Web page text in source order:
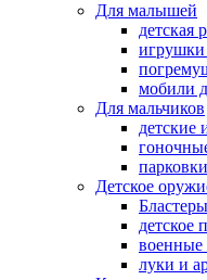
Для малышей
детская
игрушки
мобили
Для мальчиков
детские
Детское
Бластеры
детское
военные
луки и